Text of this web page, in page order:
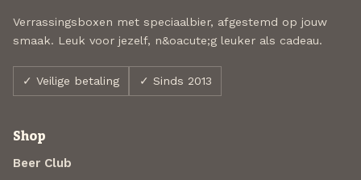
Verrassingsboxen met speciaalbier, afgestemd op jouw
smaak. Leuk voor jezelf, n&oacute;g leuker als cadeau.
✓ Veilige betaling ✓ Sinds 2013
Shop
Beer Club